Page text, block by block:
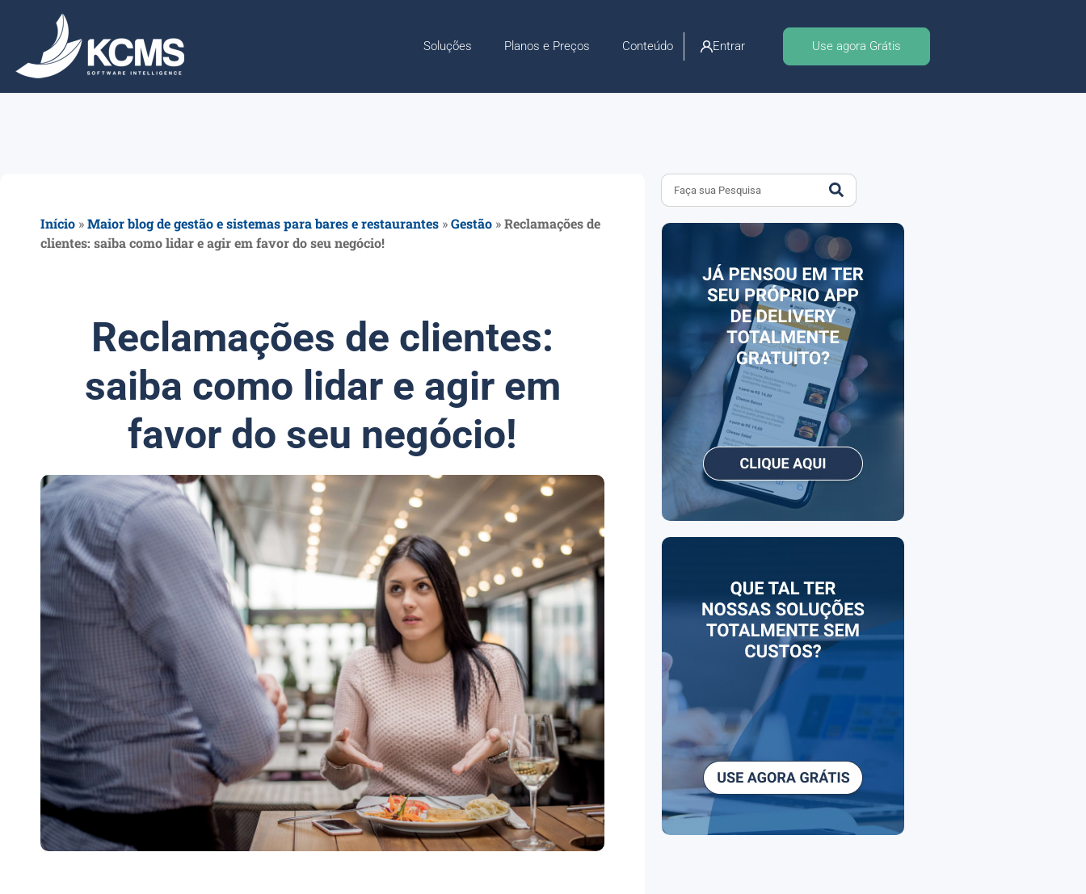
Soluções Planos e Preços Conteúdo Entrar Use agora Grátis
Início »Maior blog de gestão e sistemas para bares e restaurantes »Gestão »Reclamações de
clientes: saiba como lidar e agir em favor do seu negócio!
Reclamações de clientes:
saiba como lidar e agir em
favor do seu negócio!